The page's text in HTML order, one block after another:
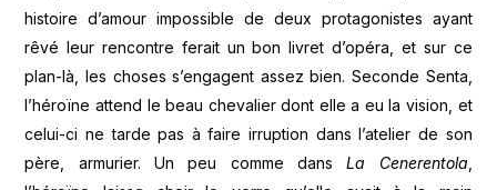
histoire d’amour impossible de deux protagonistes ayant
rêvé leur rencontre ferait un bon livret d’opéra, et sur ce
plan-là, les choses s’engagent assez bien. Seconde Senta,
l’héroïne attend le beau chevalier dont elle a eu la vision, et
celui-ci ne tarde pas à faire irruption dans l’atelier de son
père, armurier. Un peu comme dansLa Cenerentola